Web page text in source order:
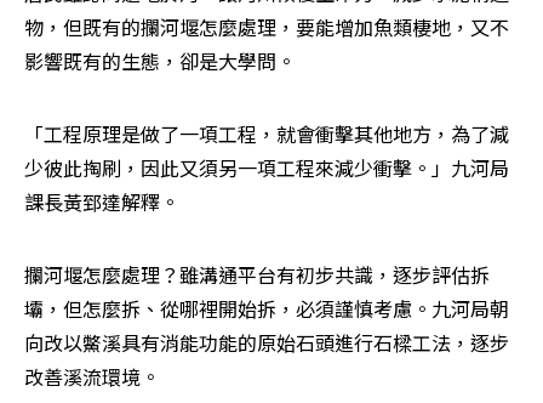
物，但既有的攔河堰怎麼處理，要能增加魚類棲地，又不
影響既有的生態，卻是大學問。
「工程原理是做了一項工程，就會衝擊其他地方，為了減
少彼此掏刷，因此又須另一項工程來減少衝擊。」九河局
課長黃郅達解釋。
攔河堰怎麼處理？雖溝通平台有初步共識，逐步評估拆
壩，但怎麼拆、從哪裡開始拆，必須謹慎考慮。九河局朝
向改以鱉溪具有消能功能的原始石頭進行石樑工法，逐步
改善溪流環境。